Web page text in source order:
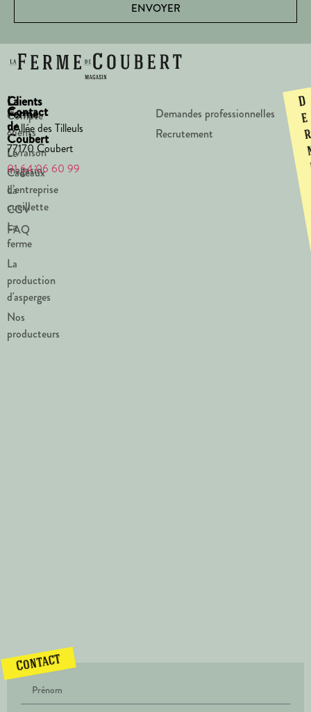
ENVOYER
La
Ferme
de
Coubert
Le
magasin
La
cueillette
La
ferme
La
production
d'asperges
Nos
producteurs
Clients
Compte
clients
Livraison
Cadeaux
d’entreprise
CGV
FAQ
Contact
1 Allée des Tilleuls
77170 Coubert
01 64 06 60 99
Demandes professionnelles
Recrutement
D
e
Contact